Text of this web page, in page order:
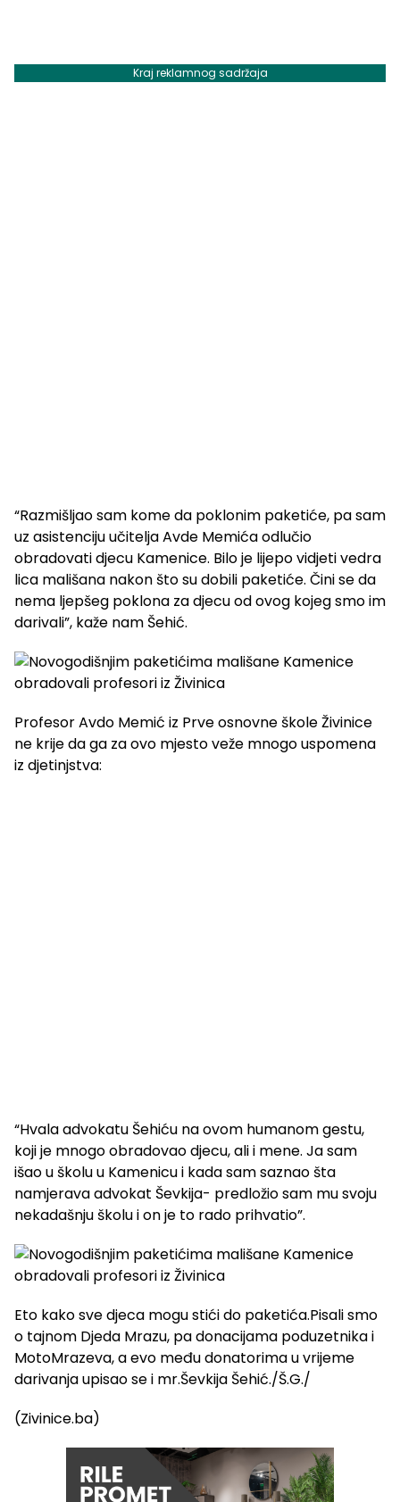
Kraj reklamnog sadržaja
“Razmišljao sam kome da poklonim paketiće, pa sam
uz asistenciju učitelja Avde Memića odlučio
obradovati djecu Kamenice. Bilo je lijepo vidjeti vedra
lica mališana nakon što su dobili paketiće. Čini se da
nema ljepšeg poklona za djecu od ovog kojeg smo im
darivali”, kaže nam Šehić.
Profesor Avdo Memić iz Prve osnovne škole Živinice
ne krije da ga za ovo mjesto veže mnogo uspomena
iz djetinjstva:
“Hvala advokatu Šehiću na ovom humanom gestu,
koji je mnogo obradovao djecu, ali i mene. Ja sam
išao u školu u Kamenicu i kada sam saznao šta
namjerava advokat Ševkija- predložio sam mu svoju
nekadašnju školu i on je to rado prihvatio”.
Eto kako sve djeca mogu stići do paketića.Pisali smo
o tajnom Djeda Mrazu, pa donacijama poduzetnika i
MotoMrazeva, a evo među donatorima u vrijeme
darivanja upisao se i mr.Ševkija Šehić./Š.G./
(Zivinice.ba)